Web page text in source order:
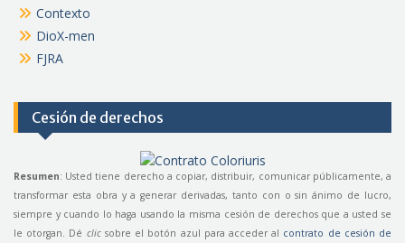
Contexto
DioX-men
FJRA
Cesión de derechos
Resumen: Usted tiene derecho a copiar, distribuir, comunicar públicamente, a
transformar esta obra y a generar derivadas, tanto con o sin ánimo de lucro,
siempre y cuando lo haga usando la misma cesión de derechos que a usted se
le otorgan. Dé clicsobre el botón azul para acceder al contrato de cesión de